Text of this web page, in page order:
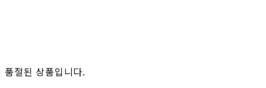
품절된 상품입니다.